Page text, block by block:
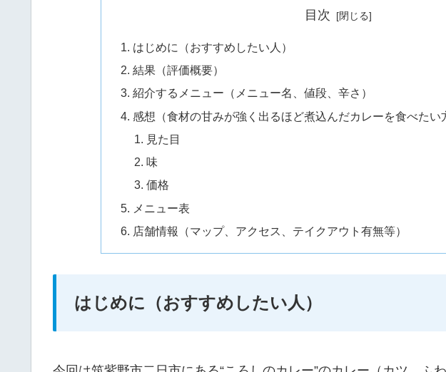
目次
はじめに（おすすめしたい人）
結果（評価概要）
紹介するメニュー（メニュー名、値段、辛さ）
感想（食材の甘みが強く出るほど煮込んだカレーを食べたい
見た目
味
価格
メニュー表
店舗情報（マップ、アクセス、テイクアウト有無等）
はじめに（おすすめしたい人）